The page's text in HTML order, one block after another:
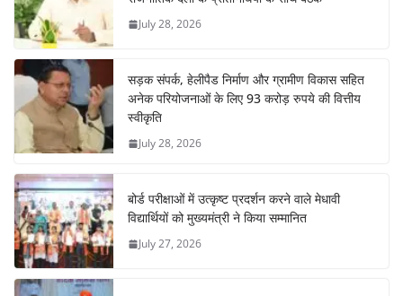
July 28, 2026
सड़क संपर्क, हेलीपैड निर्माण और ग्रामीण विकास सहित
अनेक परियोजनाओं के लिए 93 करोड़ रुपये की वित्तीय
स्वीकृति
July 28, 2026
बोर्ड परीक्षाओं में उत्कृष्ट प्रदर्शन करने वाले मेधावी
विद्यार्थियों को मुख्यमंत्री ने किया सम्मानित
July 27, 2026